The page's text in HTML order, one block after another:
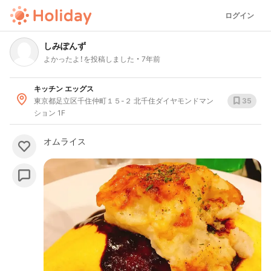
ログイン
しみぽんず
よかったよ！を投稿しました 7年前
キッチン エッグス
東京都足立区千住仲町１５-２ 北千住ダイヤモンドマン
ション 1F
35
オムライス